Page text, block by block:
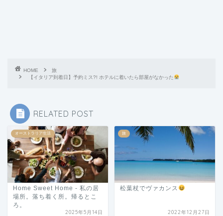
HOME
旅
【イタリア到着日】予約ミス?! ホテルに着いたら部屋がなかった
RELATED POST
オーストラリア生活
Home Sweet Home - 私の居
場所。落ち着く所。帰るとこ
ろ。
2025年5月14日
旅
松葉杖でヴァカンス
2022年12月27日